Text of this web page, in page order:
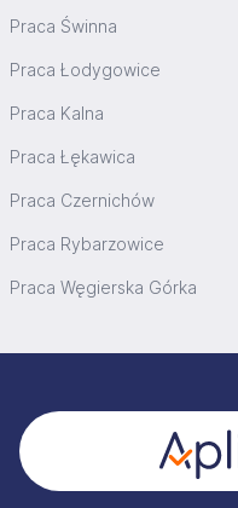
Praca Świnna
Praca Łodygowice
Praca Kalna
Praca Łękawica
Praca Czernichów
Praca Rybarzowice
Praca Węgierska Górka